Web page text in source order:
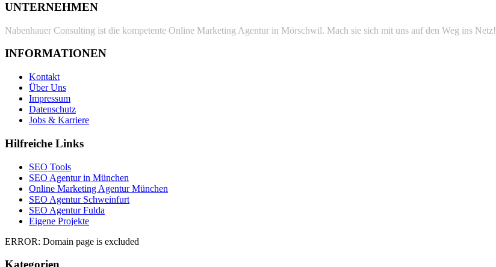
UNTERNEHMEN
Nabenhauer Consulting ist die kompetente Online Marketing Agentur in Mörschwil. Mach sie sich mit uns auf den Weg ins Netz!
INFORMATIONEN
Kontakt
Über Uns
Impressum
Datenschutz
Jobs & Karriere
Hilfreiche Links
SEO Tools
SEO Agentur in München
Online Marketing Agentur München
SEO Agentur Schweinfurt
SEO Agentur Fulda
Eigene Projekte
ERROR: Domain page is excluded